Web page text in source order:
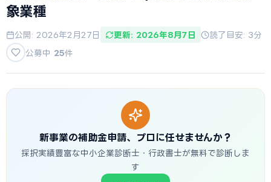
象業種
公開: 2026年2月27日 更新: 2026年8月7日
読了目安: 3分
公募中 25件
新事業の補助金申請、プロに任せませんか？
採択実績豊富な中小企業診断士・行政書士が無料で診断しま
す